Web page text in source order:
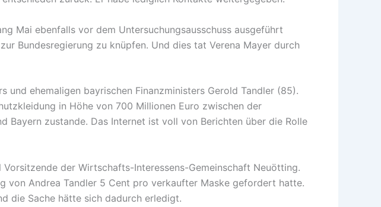
Mai ebenfalls vor dem Untersuchungsausschuss ausgeführt
Bundesregierung zu knüpfen. Und dies tat Verena Mayer durch
und ehemaligen bayrischen Finanzministers Gerold Tandler (85).
in Höhe von 700 Millionen Euro zwischen der
Bayern zustande. Das Internet ist voll von Berichten über die Rolle
der Wirtschafts-Interessens-Gemeinschaft Neuötting.
von Andrea Tandler 5 Cent pro verkaufter Maske gefordert hatte.
die Sache hätte sich dadurch erledigt.